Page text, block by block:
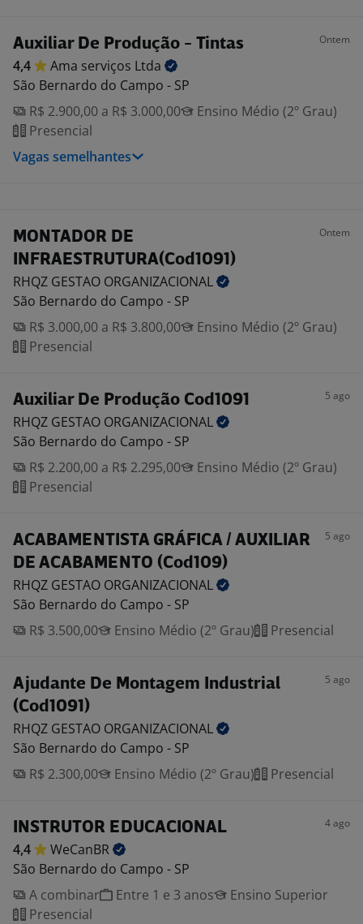
Auxiliar De Produção - Tintas Ontem
4,4 Ama serviços Ltda
São Bernardo do Campo - SP
R$ 2.900,00 a R$ 3.000,00
Ensino Médio (2º Grau)
Presencial
Vagas semelhantes
MONTADOR DE
INFRAESTRUTURA(Cod1091)
Ontem
RHQZ GESTAO ORGANIZACIONAL
São Bernardo do Campo - SP
R$ 3.000,00 a R$ 3.800,00
Ensino Médio (2º Grau)
Presencial
Auxiliar De Produção Cod1091 5 ago
RHQZ GESTAO ORGANIZACIONAL
São Bernardo do Campo - SP
R$ 2.200,00 a R$ 2.295,00
Ensino Médio (2º Grau)
Presencial
ACABAMENTISTA GRÁFICA / AUXILIAR
DE ACABAMENTO (Cod109)
5 ago
RHQZ GESTAO ORGANIZACIONAL
São Bernardo do Campo - SP
R$ 3.500,00
Ensino Médio (2º Grau) Presencial
Ajudante De Montagem Industrial
(Cod1091)
5 ago
RHQZ GESTAO ORGANIZACIONAL
São Bernardo do Campo - SP
R$ 2.300,00
Ensino Médio (2º Grau) Presencial
INSTRUTOR EDUCACIONAL 4 ago
4,4
WeCanBR
São Bernardo do Campo - SP
A combinar
Entre 1 e 3 anos
Ensino Superior
Presencial